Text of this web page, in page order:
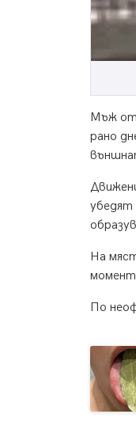
Мъж от
рано
убедят
На
По